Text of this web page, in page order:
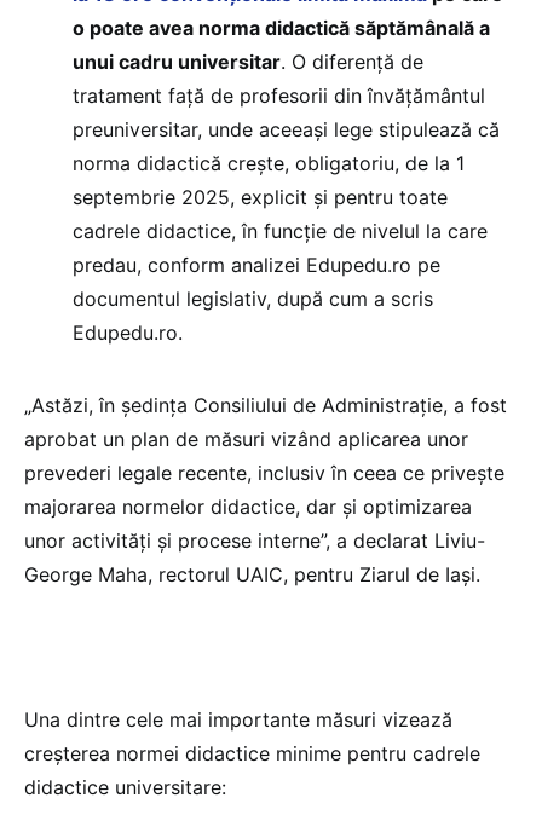
o poate avea norma didactică săptămânală a
unui cadru universitar. O diferență de
tratament față de profesorii din învățământul
preuniversitar, unde aceeași lege stipulează că
norma didactică crește, obligatoriu, de la 1
septembrie 2025, explicit și pentru toate
cadrele didactice, în funcție de nivelul la care
predau, conform analizei Edupedu.ro pe
documentul legislativ, după cum a scris
Edupedu.ro.
„Astăzi, în ședința Consiliului de Administrație, a fost
aprobat un plan de măsuri vizând aplicarea unor
prevederi legale recente, inclusiv în ceea ce privește
majorarea normelor didactice, dar și optimizarea
unor activități și procese interne”, a declarat Liviu-
George Maha, rectorul UAIC, pentru Ziarul de Iași.
Una dintre cele mai importante măsuri vizează
creșterea normei didactice minime pentru cadrele
didactice universitare: